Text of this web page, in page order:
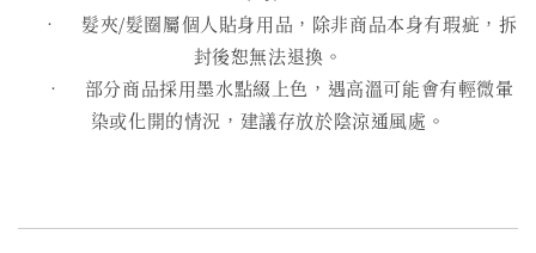
• 髮夾/髮圈屬個人貼身用品，除非商品本身有瑕疵，拆
封後恕無法退換。
• 部分商品採用墨水點綴上色，遇高溫可能會有輕微暈
染或化開的情況，建議存放於陰涼通風處。